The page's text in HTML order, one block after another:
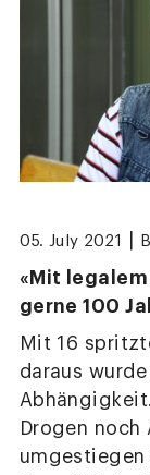
05. July 2021
«Mit
gerne 100
Mit 16
daraus
Drogen
umgestiegen